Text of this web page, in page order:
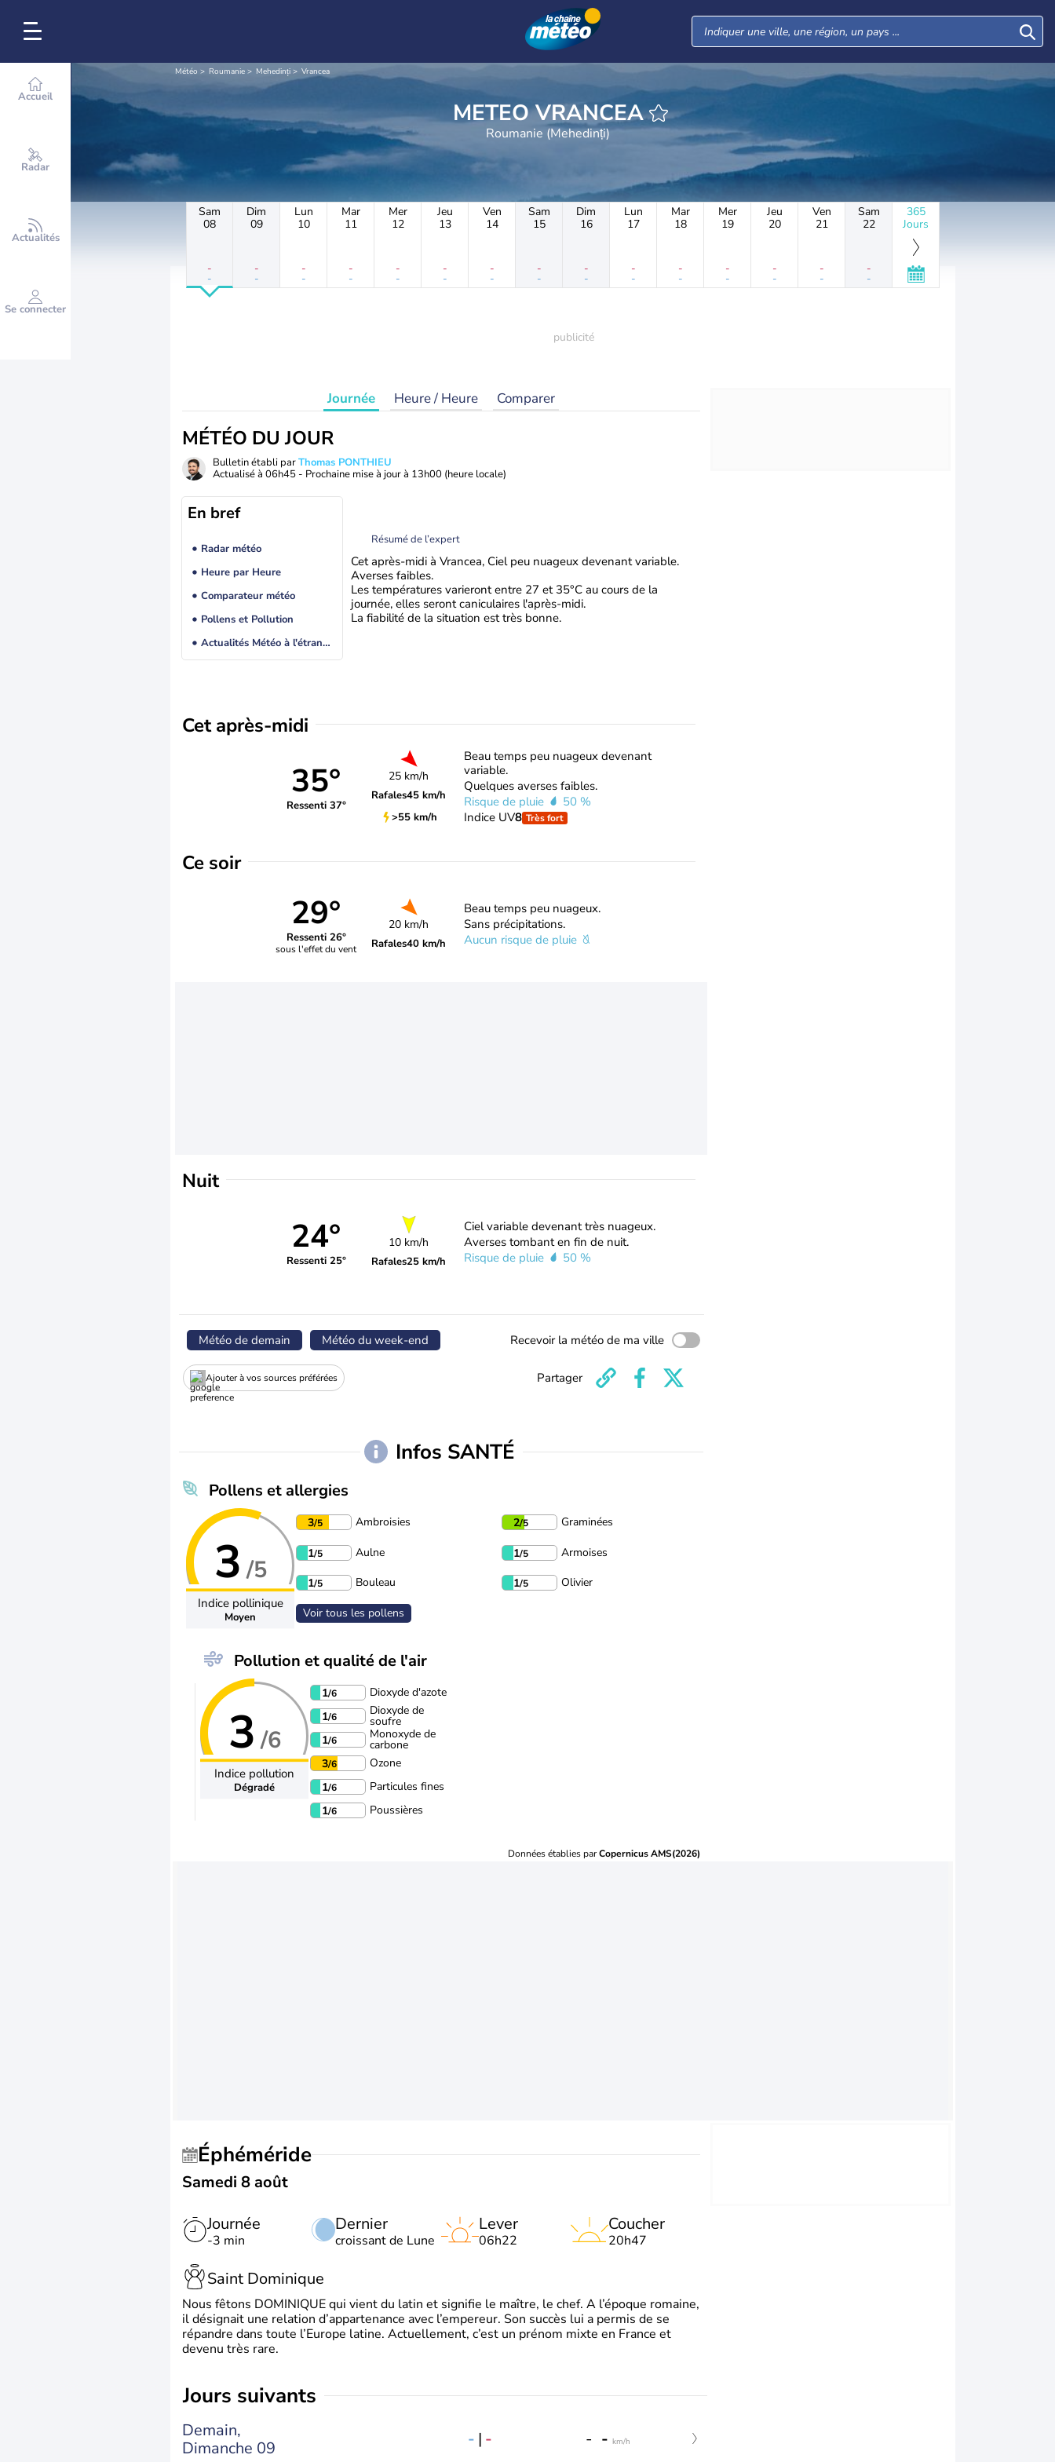
Accueil
Radar
Actualités
Se connecter
Météo Roumanie Mehedinți Vrancea
METEO VRANCEA
Roumanie (Mehedinți)
Sam
08
-
-
Dim
09
-
-
Lun
10
-
-
Mar
11
-
-
Mer
12
-
-
Jeu
13
-
-
Ven
14
-
-
Sam
15
-
-
Dim
16
-
-
Lun
17
-
-
Mar
18
-
-
Mer
19
-
-
Jeu
20
-
-
Ven
21
-
-
Sam
22
-
-
365
Jours
Journée Heure / Heure Comparer
MÉTÉO DU JOUR
Bulletin établi parThomas PONTHIEU
Actualisé à 06h45 - Prochaine mise à jour à 13h00 (heure locale)
En bref
Radar météo
Heure par Heure
Comparateur météo
Pollens et Pollution
Actualités Météo à l'étranger
Résumé de l’expert
Cet après-midi à Vrancea, Ciel peu nuageux devenant variable.
Averses faibles.
Les températures varieront entre 27 et 35°C au cours de la
journée, elles seront caniculaires l'après-midi.
La fiabilité de la situation est très bonne.
Cet après-midi
35°
Ressenti 37°
25 km/h
Rafales45 km/h
>55 km/h
Beau temps peu nuageux devenant
variable.
Quelques averses faibles.
Risque de pluie
50 %
Indice UV8 Très fort
Ce soir
29°
Ressenti 26°
sous l'effet du vent
20 km/h
Rafales40 km/h
Beau temps peu nuageux.
Sans précipitations.
Aucun risque de pluie
Nuit
24°
Ressenti 25°
10 km/h
Rafales25 km/h
Ciel variable devenant très nuageux.
Averses tombant en fin de nuit.
Risque de pluie
50 %
Météo de demain Météo du week-end Recevoir la météo de ma ville
Ajouter à vos sources préférées Partager
Infos SANTÉ
Pollens et allergies
3 /5
Indice pollinique
Moyen
3/5 Ambroisies 2/5 Graminées
1/5 Aulne 1/5 Armoises
1/5 Bouleau 1/5 Olivier
Voir tous les pollens
Pollution et qualité de l'air
3 /6
Indice pollution
Dégradé
1/6
Dioxyde d'azote
1/6 Dioxyde de
soufre
1/6 Monoxyde de
carbone
3/6
Ozone
1/6
Particules fines
1/6 Poussières
Données établies parCopernicus AMS(2026)
Éphéméride
Samedi 8 août
Journée
-3 min
Dernier
croissant de Lune
Lever
06h22
Coucher
20h47
Saint Dominique
Nous fêtons DOMINIQUE qui vient du latin et signifie le maître, le chef. A l’époque romaine,
il désignait une relation d’appartenance avec l’empereur. Son succès lui a permis de se
répandre dans toute l’Europe latine. Actuellement, c’est un prénom mixte en France et
devenu très rare.
jours suivants
Demain,
Dimanche 09
- | - - - km/h